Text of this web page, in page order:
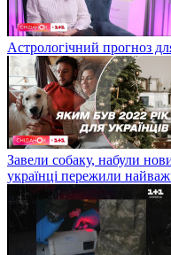
Астрологічний прогноз
Завели собаку, набули
українці пережили